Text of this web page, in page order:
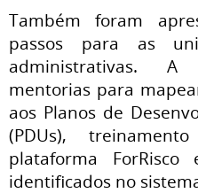
Também foram
passos para as
administrativas. A
mentorias para
aos Planos de
(PDUs),
plataforma
identificados no